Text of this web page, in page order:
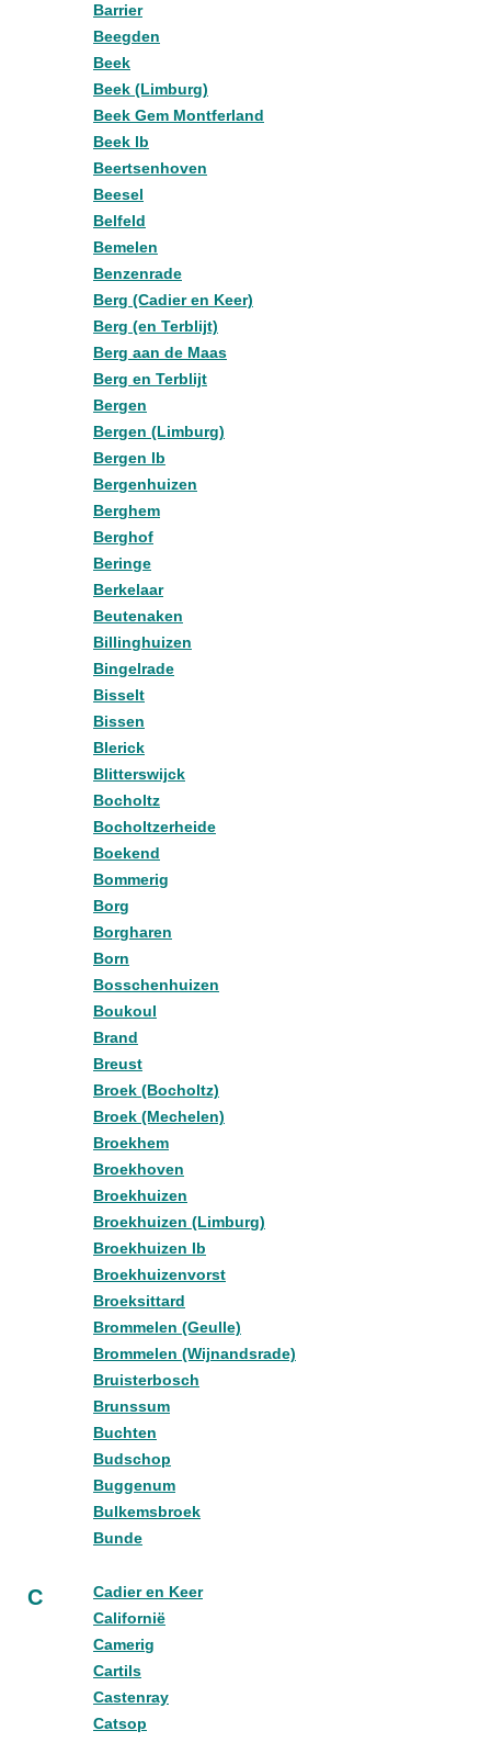
Barrier
Beegden
Beek
Beek (Limburg)
Beek Gem Montferland
Beek lb
Beertsenhoven
Beesel
Belfeld
Bemelen
Benzenrade
Berg (Cadier en Keer)
Berg (en Terblijt)
Berg aan de Maas
Berg en Terblijt
Bergen
Bergen (Limburg)
Bergen lb
Bergenhuizen
Berghem
Berghof
Beringe
Berkelaar
Beutenaken
Billinghuizen
Bingelrade
Bisselt
Bissen
Blerick
Blitterswijck
Bocholtz
Bocholtzerheide
Boekend
Bommerig
Borg
Borgharen
Born
Bosschenhuizen
Boukoul
Brand
Breust
Broek (Bocholtz)
Broek (Mechelen)
Broekhem
Broekhoven
Broekhuizen
Broekhuizen (Limburg)
Broekhuizen lb
Broekhuizenvorst
Broeksittard
Brommelen (Geulle)
Brommelen (Wijnandsrade)
Bruisterbosch
Brunssum
Buchten
Budschop
Buggenum
Bulkemsbroek
Bunde
C
Cadier en Keer
Californië
Camerig
Cartils
Castenray
Catsop